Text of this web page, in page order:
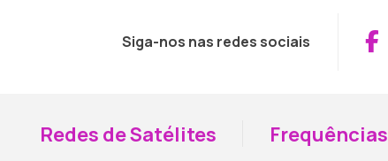
Siga-nos nas redes sociais
Redes de Satélites Frequências